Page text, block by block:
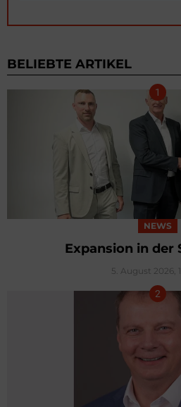
BELIEBTE ARTIKEL
NEWS
Expansion in der
5. August 2026,